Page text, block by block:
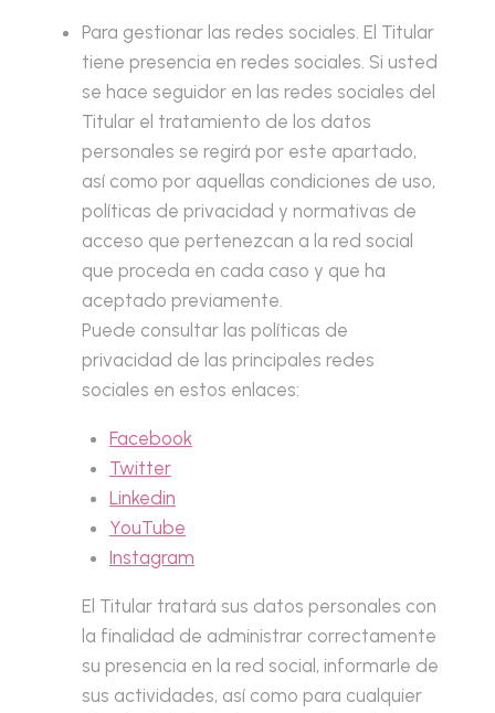
Para gestionar las redes sociales. El Titular
tiene presencia en redes sociales. Si usted
se hace seguidor en las redes sociales del
Titular el tratamiento de los datos
personales se regirá por este apartado,
así como por aquellas condiciones de uso,
políticas de privacidad y normativas de
acceso que pertenezcan a la red social
que proceda en cada caso y que ha
aceptado previamente.
Puede consultar las políticas de
privacidad de las principales redes
sociales en estos enlaces:
Facebook
Twitter
Linkedin
YouTube
Instagram
El Titular tratará sus datos personales con
la finalidad de administrar correctamente
su presencia en la red social, informarle de
sus actividades, así como para cualquier